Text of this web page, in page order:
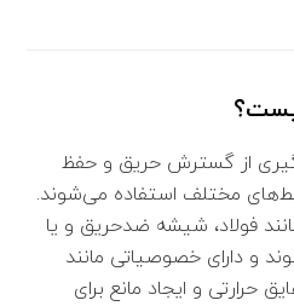
از گسترش حریق و حفظ
مختلف استفاده می‌شوند.
فولاد، شیشه ضدحریق و یا
و دارای خصوصیاتی مانند
حرارتی و ایجاد مانع برای